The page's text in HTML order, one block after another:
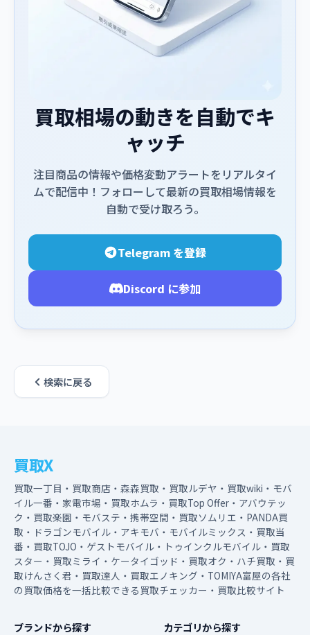
買取相場の動きを自動でキ
ャッチ
注目商品の情報や価格変動アラートをリアルタイ
ムで配信中！フォローして最新の買取相場情報を
自動で受け取ろう。
Telegram を登録
Discord に参加
検索に戻る
買取X
買取一丁目・買取商店・森森買取・買取ルデヤ・買取wiki・モバ
イル一番・家電市場・買取ホムラ・買取Top Offer・アバウテッ
ク・買取楽園・モバステ・携帯空間・買取ソムリエ・PANDA買
取・ドラゴンモバイル・アキモバ・モバイルミックス・買取当
番・買取TOJO・ゲストモバイル・トゥインクルモバイル・買取
スター・買取ミライ・ケータイゴッド・買取オク・ハチ買取・買
取けんさく君・買取達人・買取エノキング・TOMIYA富屋の各社
の買取価格を一括比較できる買取チェッカー・買取比較サイト
ブランドから探す カテゴリから探す